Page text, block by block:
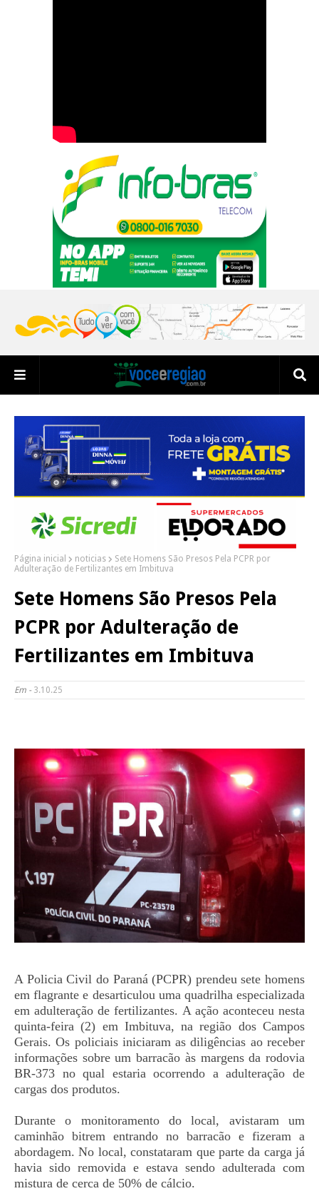
Página inicial noticias
Sete Homens São Presos Pela PCPR por
Adulteração de Fertilizantes em Imbituva
Sete Homens São Presos Pela
PCPR por Adulteração de
Fertilizantes em Imbituva
Em - 3.10.25
A Policia Civil do Paraná (PCPR) prendeu sete homens
em flagrante e desarticulou uma quadrilha especializada
em adulteração de fertilizantes. A ação aconteceu nesta
quinta-feira (2) em Imbituva, na região dos Campos
Gerais. Os policiais iniciaram as diligências ao receber
informações sobre um barracão às margens da rodovia
BR-373 no qual estaria ocorrendo a adulteração de
cargas dos produtos.
Durante o monitoramento do local, avistaram um
caminhão bitrem entrando no barracão e fizeram a
abordagem. No local, constataram que parte da carga já
havia sido removida e estava sendo adulterada com
mistura de cerca de 50% de cálcio.